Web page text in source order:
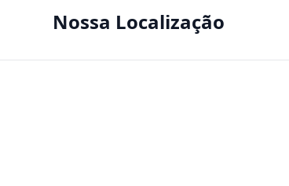
Nossa Localização